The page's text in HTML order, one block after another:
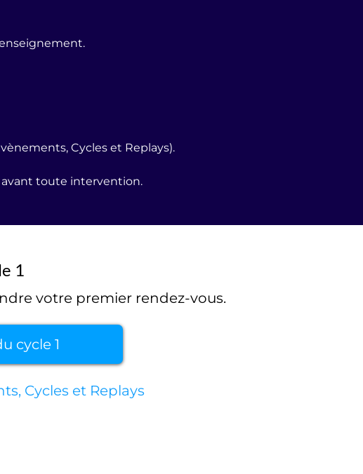
Cycles et Replays).
avant toute intervention.
1
votre premier rendez-vous.
cycle 1
Cycles et Replays